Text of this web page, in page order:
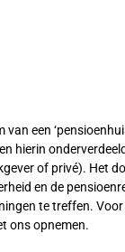
een
hierin
of privé). Het
en de
te treffen.
ons opnemen.